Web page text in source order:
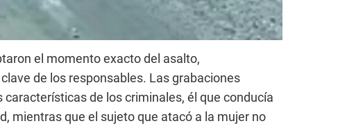
el momento exacto del asalto,
de los responsables. Las grabaciones
de los criminales, él que conducía
mientras que el sujeto que atacó a la mujer no